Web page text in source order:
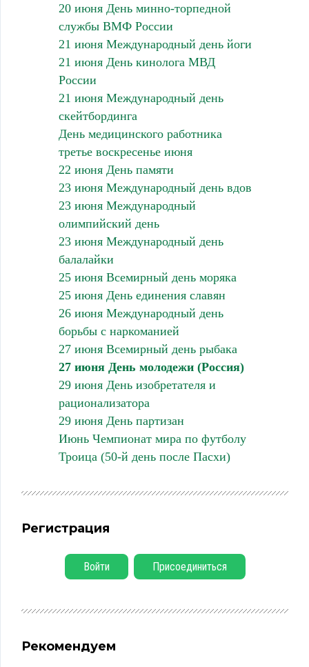
20 июня День минно-торпедной
службы ВМФ России
21 июня Международный день йоги
21 июня День кинолога МВД
России
21 июня Международный день
скейтбординга
День медицинского работника
третье воскресенье июня
22 июня День памяти
23 июня Международный день вдов
23 июня Международный
олимпийский день
23 июня Международный день
балалайки
25 июня Всемирный день моряка
25 июня День единения славян
26 июня Международный день
борьбы с наркоманией
27 июня Всемирный день рыбака
27 июня День молодежи (Россия)
29 июня День изобретателя и
рационализатора
29 июня День партизан
Июнь Чемпионат мира по футболу
Троица (50-й день после Пасхи)
Регистрация
Войти Присоединиться
Рекомендуем